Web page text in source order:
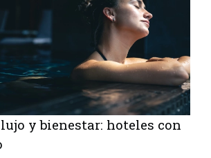
y bienestar: hoteles con